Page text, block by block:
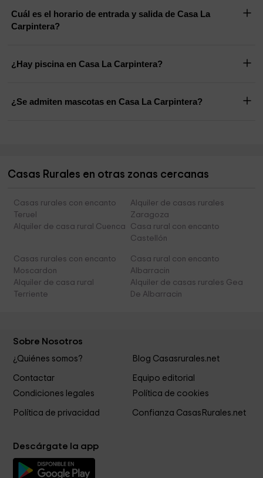
Cuál es el horario de entrada y salida de Casa La
Carpintera?
¿Hay piscina en Casa La Carpintera?
¿Se admiten mascotas en Casa La Carpintera?
Casas Rurales en otras zonas cercanas
Casas rurales con encanto
Teruel
Alquiler de casas rurales
Zaragoza
Alquiler de casa rural Cuenca
Casa rural con encanto
Castellón
Casas rurales con encanto
Moscardon
Casa rural con encanto
Albarracin
Alquiler de casa rural
Terriente
Alquiler de casas rurales Gea
De Albarracin
Sobre Nosotros
¿Quiénes somos? Blog Casasrurales.net
Contactar
Equipo editorial
Condiciones legales
Política de cookies
Política de privacidad Confianza CasasRurales.net
Descárgate la app